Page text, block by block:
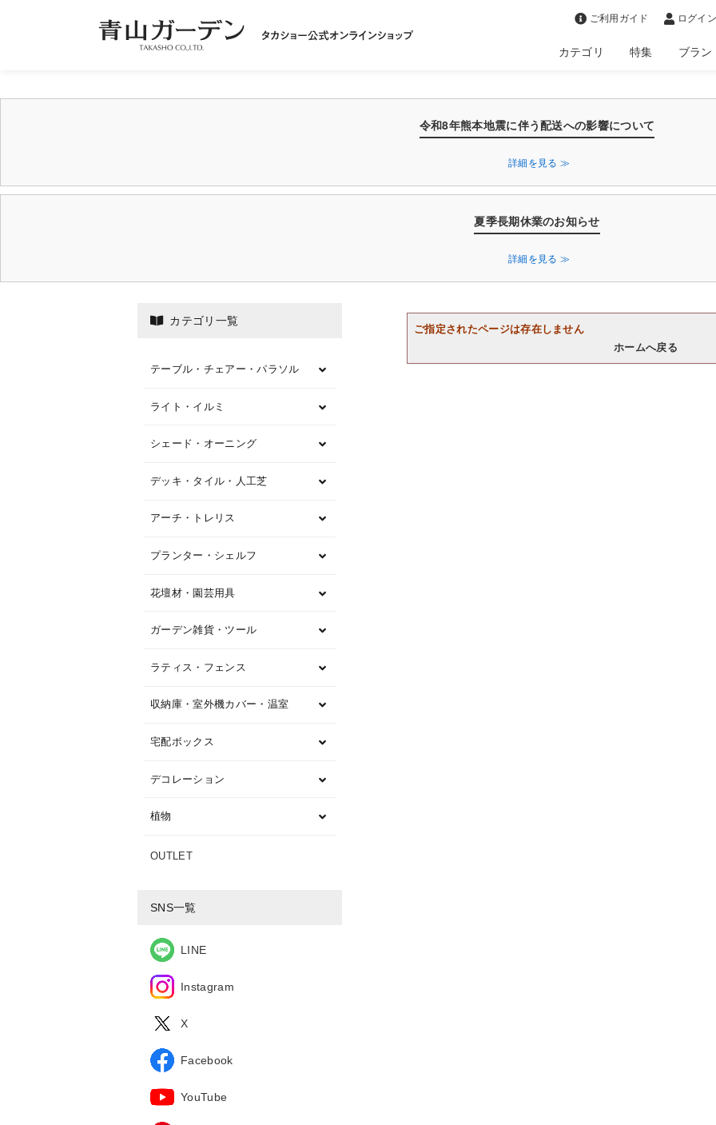
ご利用ガイド ログイ
カテゴリ 特集 ブラン
令和8年熊本地震に伴う配送への影響について
詳細を見る ≫
夏季長期休業のお知らせ
詳細を見る ≫
ご指定されたページは存在しません
ホームへ戻る
カテゴリ一覧
テーブル・チェアー・パラソル
ライト・イルミ
シェード・オーニング
デッキ・タイル・人工芝
アーチ・トレリス
プランター・シェルフ
花壇材・園芸用具
ガーデン雑貨・ツール
ラティス・フェンス
収納庫・室外機カバー・温室
宅配ボックス
デコレーション
植物
OUTLET
SNS一覧
LINE
Instagram
X
Facebook
YouTube